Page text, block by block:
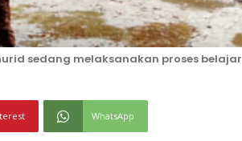
sedang melaksanakan proses belajar
WhatsApp